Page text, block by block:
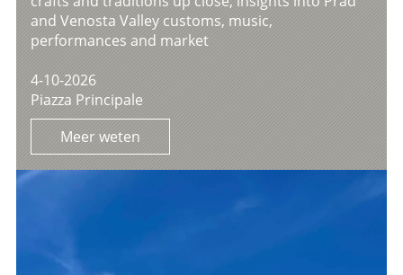
and Venosta Valley customs, music,
performances and market
4-10-2026
Piazza Principale
Meer weten